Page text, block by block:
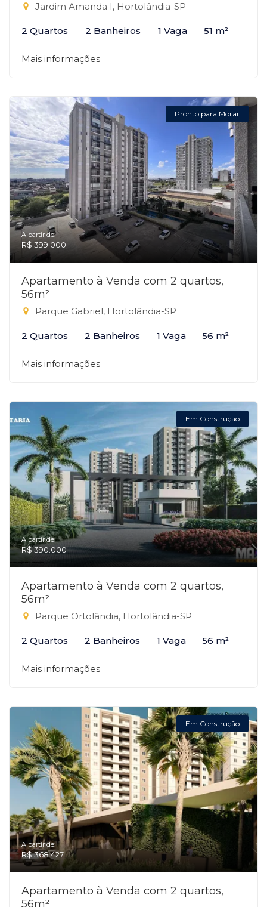
Jardim Amanda I, Hortolândia-SP
2 Quartos 2 Banheiros 1 Vaga 51 m²
Mais informações
Pronto para Morar
A partir de:
R$ 399.000
Apartamento à Venda com 2 quartos,
56m²
Parque Gabriel, Hortolândia-SP
2 Quartos 2 Banheiros 1 Vaga 56 m²
Mais informações
Em Construção
A partir de:
R$ 390.000
Apartamento à Venda com 2 quartos,
56m²
Parque Ortolândia, Hortolândia-SP
2 Quartos 2 Banheiros 1 Vaga 56 m²
Mais informações
Em Construção
A partir de:
R$ 368.427
Apartamento à Venda com 2 quartos,
56m²